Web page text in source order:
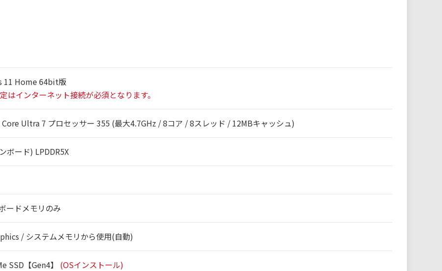
11 Home 64bit版
はインターネット接続が必須となります。
Core Ultra 7 プロセッサー 355 (最大4.7GHz / 8コア / 8スレッド / 12MBキャッシュ)
ボード) LPDDR5X
ードメモリのみ
/ システムメモリから使用(自動)
SSD【Gen4】 (OSインストール)